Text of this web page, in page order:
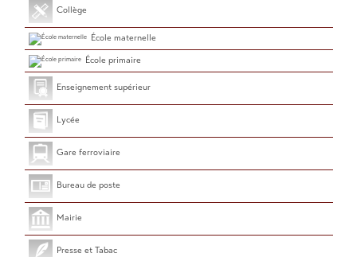
Collège
École maternelle
École primaire
Enseignement supérieur
Lycée
Gare ferroviaire
Bureau de poste
Mairie
Presse et Tabac